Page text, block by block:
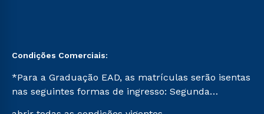
Condições Comerciais:
*Para a Graduação EAD, as matrículas serão isentas
nas seguintes formas de ingresso: Segunda